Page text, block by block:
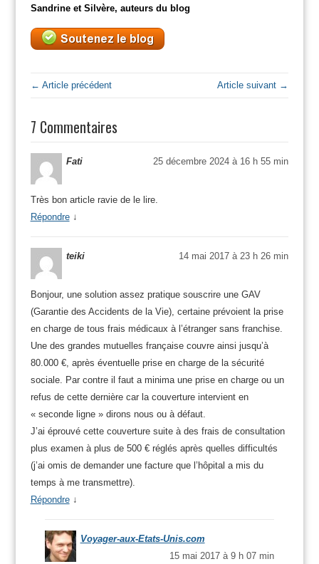
Sandrine et Silvère, auteurs du blog
← Article précédent Article suivant →
7 Commentaires
Fati 25 décembre 2024 à 16 h 55 min
Très bon article ravie de le lire.
Répondre ↓
teiki 14 mai 2017 à 23 h 26 min
Bonjour, une solution assez pratique souscrire une GAV
(Garantie des Accidents de la Vie), certaine prévoient la prise
en charge de tous frais médicaux à l’étranger sans franchise.
Une des grandes mutuelles française couvre ainsi jusqu’à
80.000 €, après éventuelle prise en charge de la sécurité
sociale. Par contre il faut a minima une prise en charge ou un
refus de cette dernière car la couverture intervient en
« seconde ligne » dirons nous ou à défaut.
J’ai éprouvé cette couverture suite à des frais de consultation
plus examen à plus de 500 € réglés après quelles difficultés
(j’ai omis de demander une facture que l’hôpital a mis du
temps à me transmettre).
Répondre ↓
Voyager-aux-Etats-Unis.com
15 mai 2017 à 9 h 07 min